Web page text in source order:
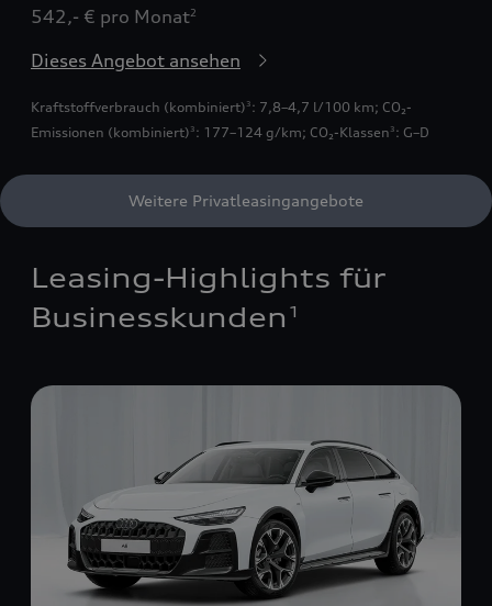
542,- € pro Monat2
Dieses Angebot ansehen
Kraftstoffverbrauch (kombiniert) 3 : 7,8–4,7 l/100 km; CO₂-
Emissionen (kombiniert) 3 : 177–124 g/km; CO₂-Klassen 3 : G–D
Weitere Privatleasingangebote
Leasing-Highlights für
Businesskunden 1